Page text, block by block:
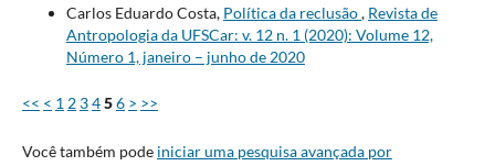
Carlos Eduardo Costa, Política da reclusão, Revista de
Antropologia da UFSCar: v. 12 n. 1 (2020): Volume 12,
Número 1, janeiro – junho de 2020
<< < 1 2 3456 > >>
Você também pode iniciar uma pesquisa avançada por